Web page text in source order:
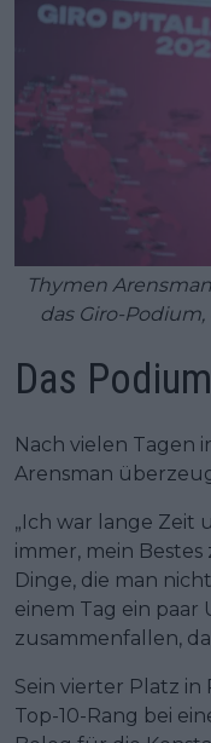
Thymen
das Giro-
Das
Nach vielen Tagen
Arensman
„Ich war lange Zeit
immer, mein
Dinge, die man
einem Tag ein paar
zusammenfallen,
Sein vierter Platz in
Top-10-Rang bei